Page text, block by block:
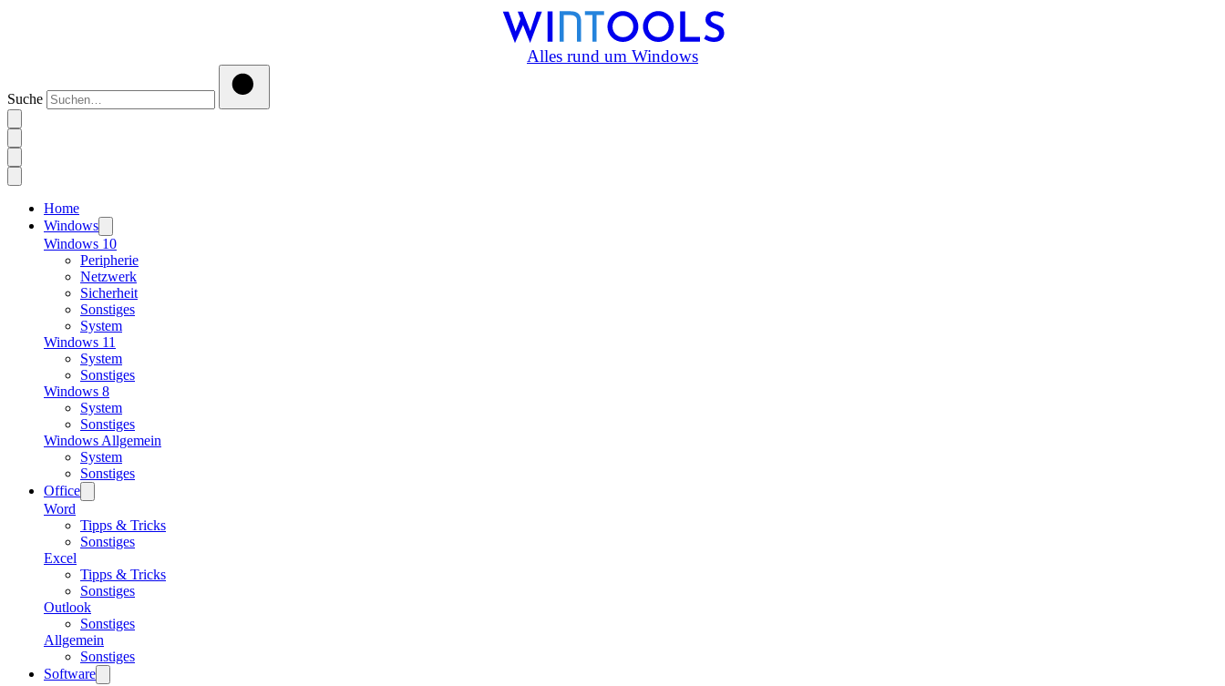
Alles rund um Windows
Suche
Home
Windows
Windows 10
Peripherie
Netzwerk
Sicherheit
Sonstiges
System
Windows 11
System
Sonstiges
Windows 8
System
Sonstiges
Windows Allgemein
System
Sonstiges
Office
Word
Tipps & Tricks
Sonstiges
Excel
Tipps & Tricks
Sonstiges
Outlook
Sonstiges
Allgemein
Sonstiges
Software